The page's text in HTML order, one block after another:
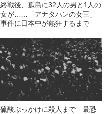
終戦後、孤島に32人の男と1人の
女が……「アナタハンの女王」
事件に日本中が熱狂するまで
硫酸ぶっかけに殺人まで 最恐